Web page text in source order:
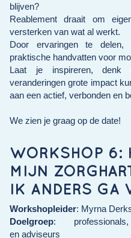
blijven?
Reablement draait om
versterken van wat al werkt.
Door ervaringen te delen,
praktische handvatten voor
Laat je inspireren,
veranderingen grote impact
aan een actief, verbonden en
We zien je graag op de date!
WORKSHOP 6:
MIJN
IK ANDERS GA
Workshopleider: Myrna
Doelgroep:
en adviseurs